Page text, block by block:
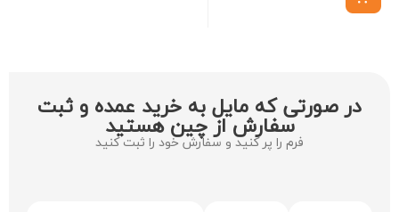
در صورتی که مایل به خرید عمده و ثبت
سفارش از چین هستید
فرم را پر کنید و سفارش خود را ثبت کنید